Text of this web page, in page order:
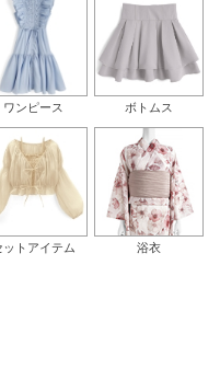
ワンピース ボトムス
ットアイテム 浴衣